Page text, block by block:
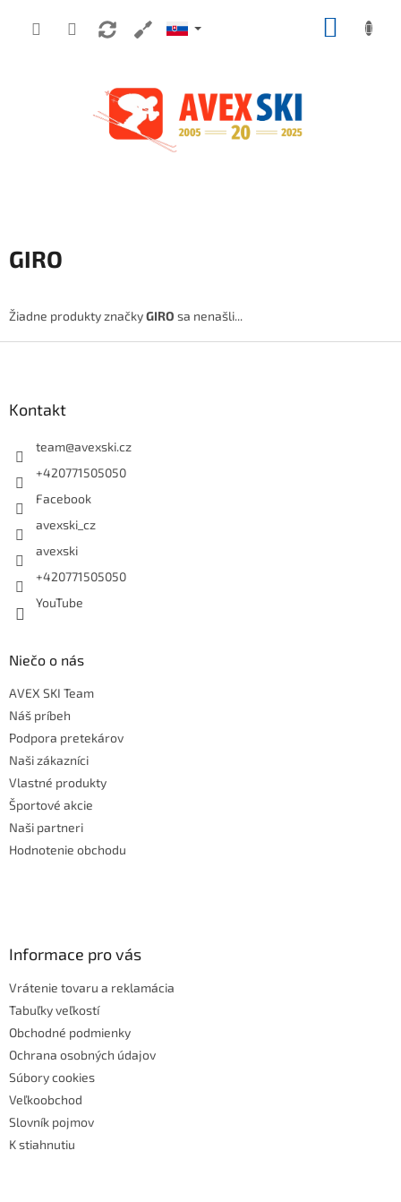
GIRO
Žiadne produkty značkyGIRO sa nenašli...
Kontakt
team@avexski.cz
+420771505050
Facebook
avexski_cz
avexski
+420771505050
YouTube
Niečo o nás
AVEX SKI Team
Náš príbeh
Podpora pretekárov
Naši zákazníci
Vlastné produkty
Športové akcie
Naši partneri
Hodnotenie obchodu
Informace pro vás
Vrátenie tovaru a reklamácia
Tabuľky veľkostí
Obchodné podmienky
Ochrana osobných údajov
Súbory cookies
Veľkoobchod
Slovník pojmov
K stiahnutiu